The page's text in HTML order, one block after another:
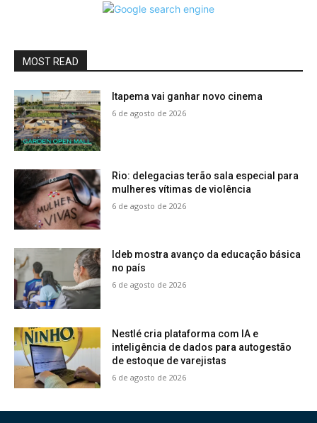
MOST READ
Itapema vai ganhar novo cinema
6 de agosto de 2026
Rio: delegacias terão sala especial para
mulheres vítimas de violência
6 de agosto de 2026
Ideb mostra avanço da educação básica
no país
6 de agosto de 2026
Nestlé cria plataforma com IA e
inteligência de dados para autogestão
de estoque de varejistas
6 de agosto de 2026